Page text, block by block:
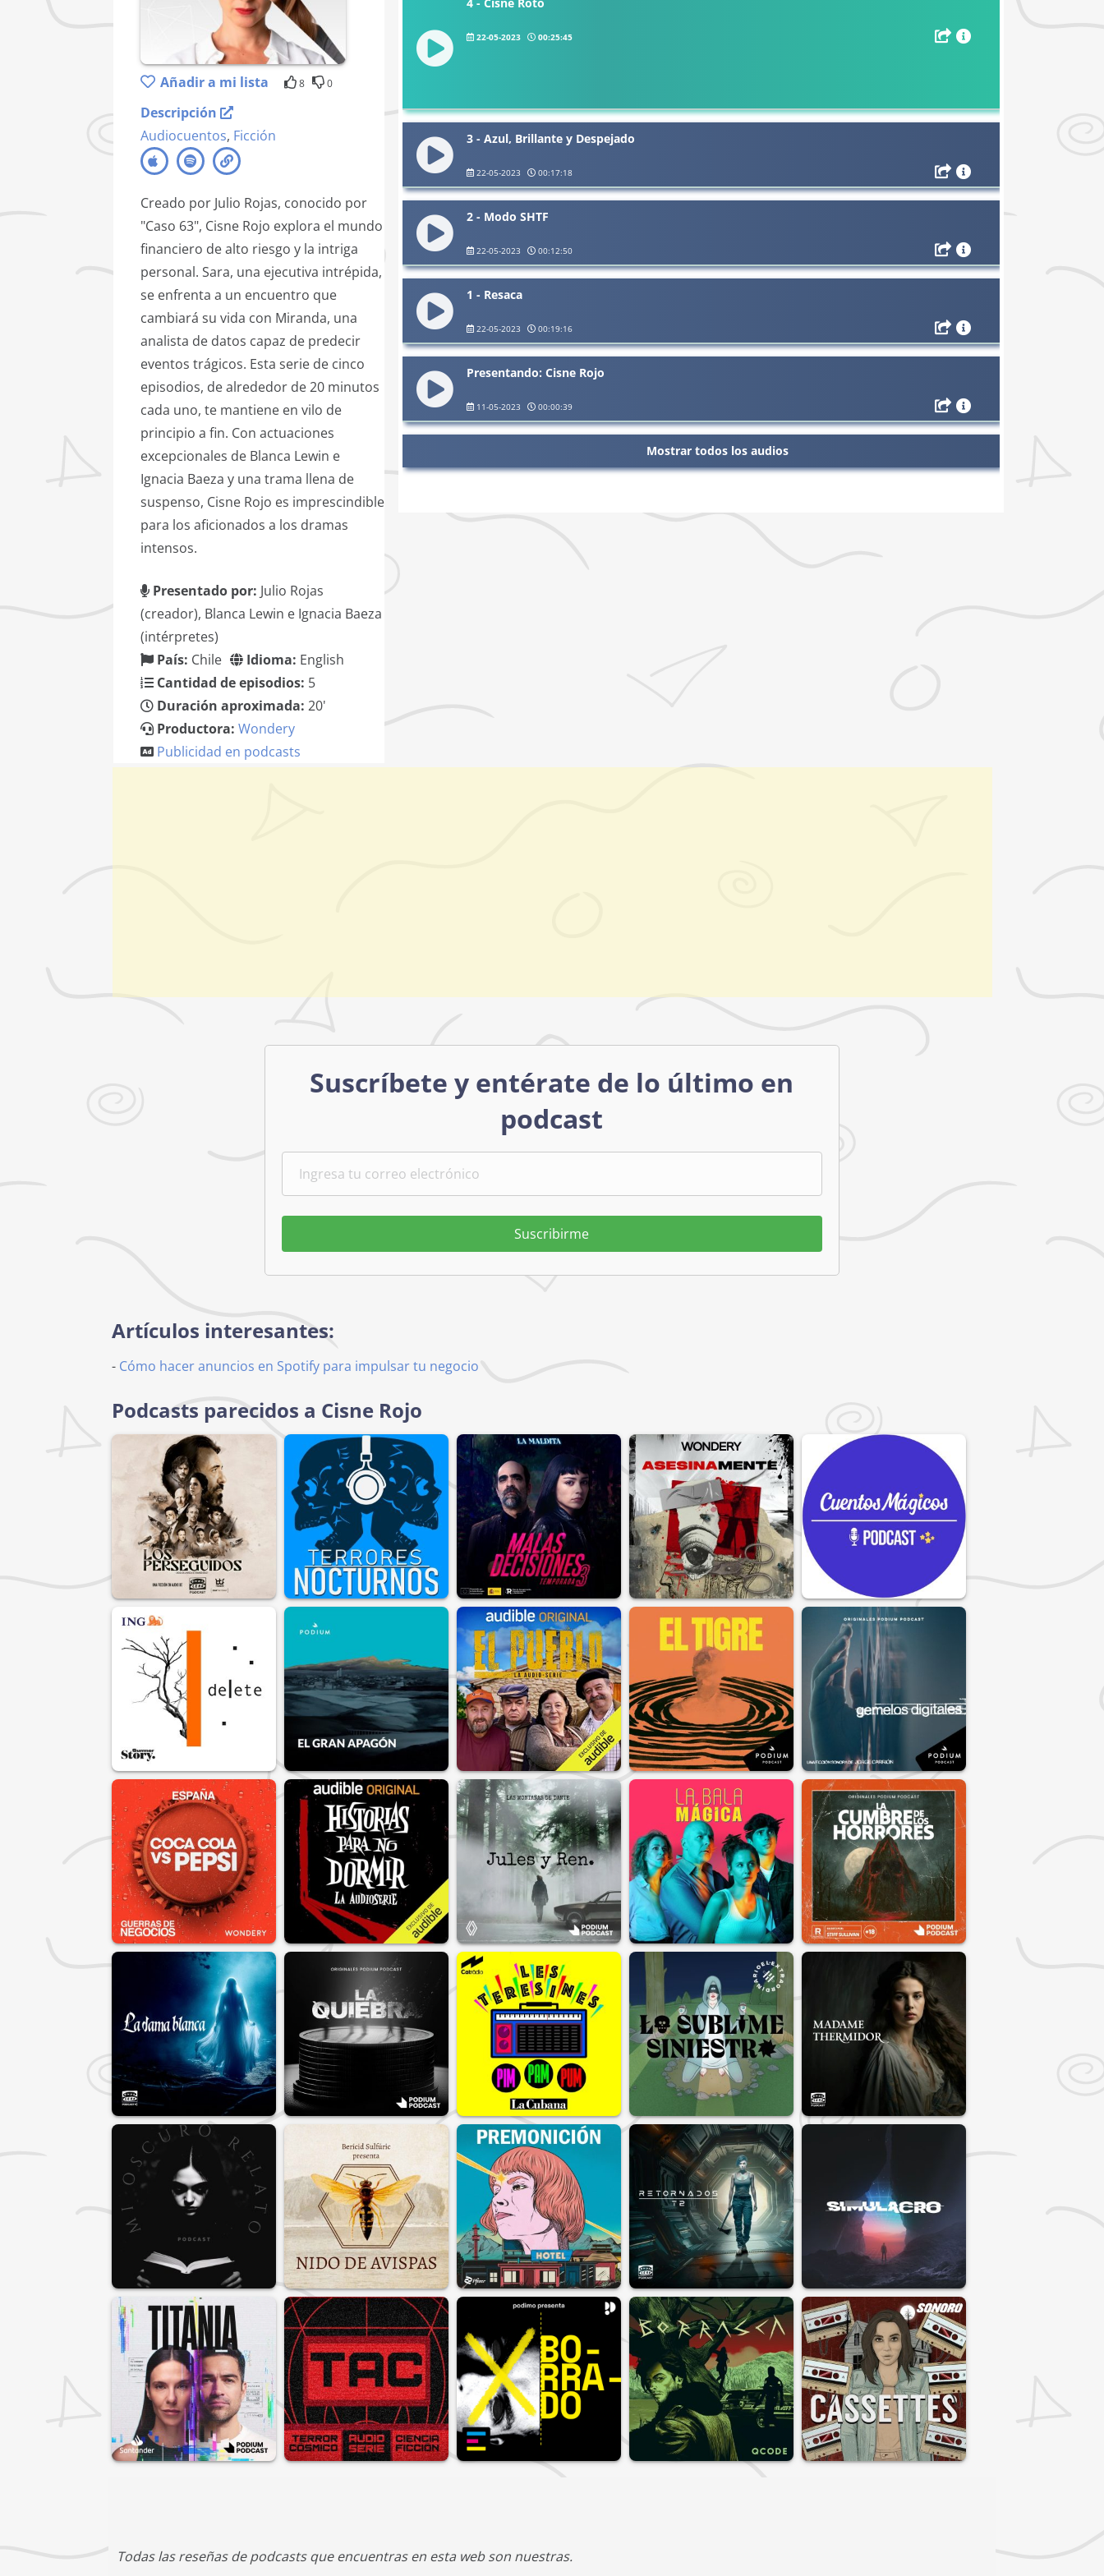
Añadir a mi lista 8 0
Descripción
Audiocuentos, Ficción
Creado por Julio Rojas, conocido por
"Caso 63", Cisne Rojo explora el mundo
financiero de alto riesgo y la intriga
personal. Sara, una ejecutiva intrépida,
se enfrenta a un encuentro que
cambiará su vida con Miranda, una
analista de datos capaz de predecir
eventos trágicos. Esta serie de cinco
episodios, de alrededor de 20 minutos
cada uno, te mantiene en vilo de
principio a fin. Con actuaciones
excepcionales de Blanca Lewin e
Ignacia Baeza y una trama llena de
suspenso, Cisne Rojo es imprescindible
para los aficionados a los dramas
intensos.
Presentado por: Julio Rojas
(creador), Blanca Lewin e Ignacia Baeza
(intérpretes)
País: Chile Idioma: English
Cantidad de episodios: 5
Duración aproximada: 20'
Productora: Wondery
Publicidad en podcasts
22-05-2023 00:25:45
3 - Azul, Brillante y Despejado
22-05-2023 00:17:18
2 - Modo SHTF
22-05-2023 00:12:50
1 - Resaca
22-05-2023 00:19:16
Presentando: Cisne Rojo
11-05-2023 00:00:39
Mostrar todos los audios
Suscríbete y entérate de lo último en
podcast
Suscribirme
Artículos interesantes:
- Cómo hacer anuncios en Spotify para impulsar tu negocio
Podcasts parecidos a Cisne Rojo
Todas las reseñas de podcasts que encuentras en esta web son nuestras.